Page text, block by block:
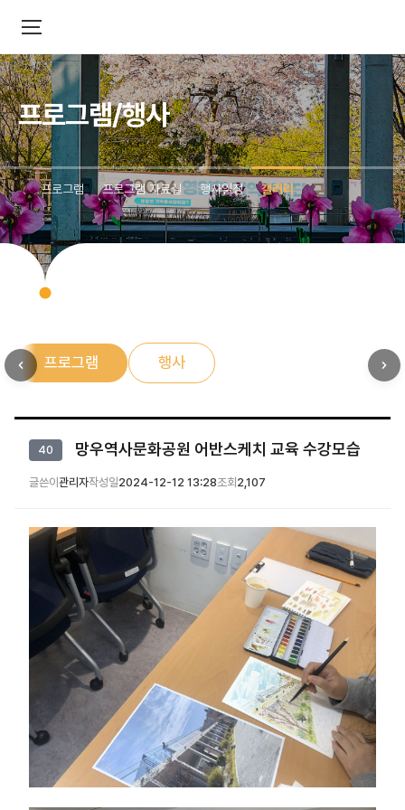
프로그램 프로그램 자료실 행사일정 갤러리
프로그램/행사
프로그램 행사
40 망우역사문화공원 어반스케치 교육 수강모습
글쓴이 관리자작성일2024-12-12 13:28조회 2,107